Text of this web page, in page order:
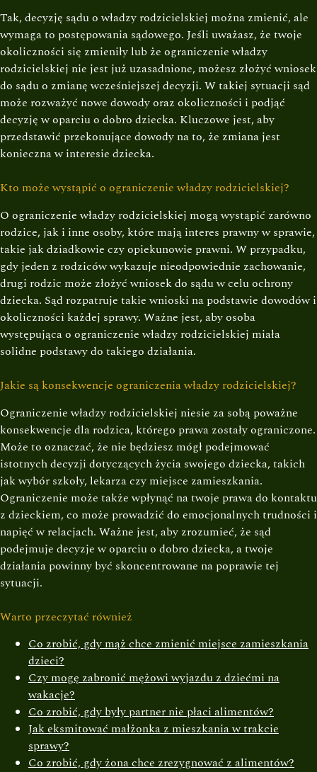
Tak, decyzję sądu o władzy rodzicielskiej można zmienić, ale
wymaga to postępowania sądowego. Jeśli uważasz, że twoje
okoliczności się zmieniły lub że ograniczenie władzy
rodzicielskiej nie jest już uzasadnione, możesz złożyć wniosek
do sądu o zmianę wcześniejszej decyzji. W takiej sytuacji sąd
może rozważyć nowe dowody oraz okoliczności i podjąć
decyzję w oparciu o dobro dziecka. Kluczowe jest, aby
przedstawić przekonujące dowody na to, że zmiana jest
konieczna w interesie dziecka.
Kto może wystąpić o ograniczenie władzy rodzicielskiej?
O ograniczenie władzy rodzicielskiej mogą wystąpić zarówno
rodzice, jak i inne osoby, które mają interes prawny w sprawie,
takie jak dziadkowie czy opiekunowie prawni. W przypadku,
gdy jeden z rodziców wykazuje nieodpowiednie zachowanie,
drugi rodzic może złożyć wniosek do sądu w celu ochrony
dziecka. Sąd rozpatruje takie wnioski na podstawie dowodów i
okoliczności każdej sprawy. Ważne jest, aby osoba
występująca o ograniczenie władzy rodzicielskiej miała
solidne podstawy do takiego działania.
Jakie są konsekwencje ograniczenia władzy rodzicielskiej?
Ograniczenie władzy rodzicielskiej niesie za sobą poważne
konsekwencje dla rodzica, którego prawa zostały ograniczone.
Może to oznaczać, że nie będziesz mógł podejmować
istotnych decyzji dotyczących życia swojego dziecka, takich
jak wybór szkoły, lekarza czy miejsce zamieszkania.
Ograniczenie może także wpłynąć na twoje prawa do kontaktu
z dzieckiem, co może prowadzić do emocjonalnych trudności i
napięć w relacjach. Ważne jest, aby zrozumieć, że sąd
podejmuje decyzje w oparciu o dobro dziecka, a twoje
działania powinny być skoncentrowane na poprawie tej
sytuacji.
Warto przeczytać również
Co zrobić, gdy mąż chce zmienić miejsce zamieszkania
dzieci?
Czy mogę zabronić mężowi wyjazdu z dziećmi na
wakacje?
Co zrobić, gdy były partner nie płaci alimentów?
Jak eksmitować małżonka z mieszkania w trakcie
sprawy?
Co zrobić, gdy żona chce zrezygnować z alimentów?